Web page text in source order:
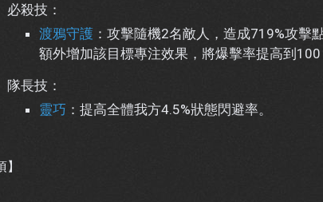
必殺技：
渡鴉守護 ：攻擊隨機2名敵人，造成719%攻
額外增加該目標專注效果，將爆擊率提高到100
隊長技：
靈巧 ：提高全體我方4.5%狀態閃避率。
】